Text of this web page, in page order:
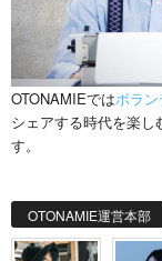
OTONAMIEではボラ
シェアする時代を楽し
す。
OTONAMIE運営本部